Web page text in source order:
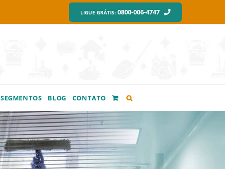
LIGUE GRÁTIS: 0800-006-4747
SEGMENTOS BLOG CONTATO